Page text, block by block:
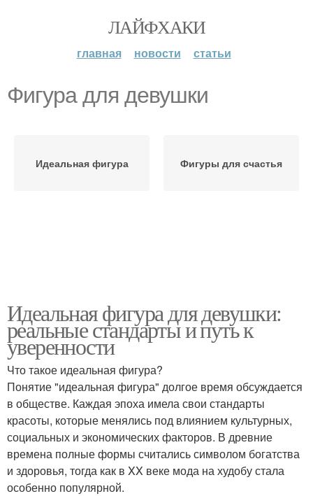
ЛАЙФХАКИ
главная новости статьи
Фигура для девушки
Идеальная фигура Фигуры для счастья
Идеальная фигура для девушки:
реальные стандарты и путь к
уверенности
Что такое идеальная фигура?
Понятие "идеальная фигура" долгое время обсуждается
в обществе. Каждая эпоха имела свои стандарты
красоты, которые менялись под влиянием культурных,
социальных и экономических факторов. В древние
времена полные формы считались символом богатства
и здоровья, тогда как в XX веке мода на худобу стала
особенно популярной.